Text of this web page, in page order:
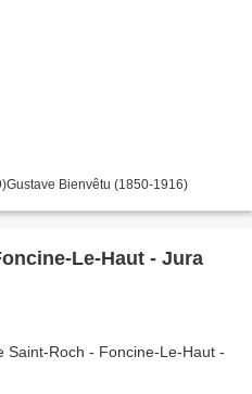
Bienvêtu (1850-1916)
Le-Haut - Jura